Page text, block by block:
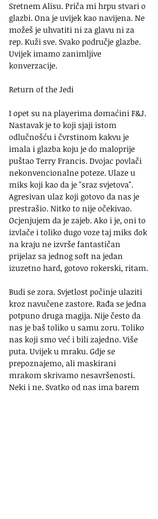
Sretnem Alisu. Priča mi hrpu stvari o
glazbi. Ona je uvijek kao navijena. Ne
možeš je uhvatiti ni za glavu ni za
rep. Kuži sve. Svako područje glazbe.
Uvijek imamo zanimljive
konverzacije.
Return of the Jedi
I opet su na playerima domaćini F&J.
Nastavak je to koji sjaji istom
odlučnošću i čvrstinom kakvu je
imala i glazba koju je do maloprije
puštao Terry Francis. Dvojac povlači
nekonvencionalne poteze. Ulaze u
miks koji kao da je "sraz svjetova".
Agresivan ulaz koji gotovo da nas je
prestrašio. Nitko to nije očekivao.
Ocjenjujem da je zajeb. Ako i je, oni to
izvlače i toliko dugo voze taj miks dok
na kraju ne izvrše fantastičan
prijelaz sa jednog soft na jedan
izuzetno hard, gotovo rokerski, ritam.
Budi se zora. Svjetlost počinje ulaziti
kroz navučene zastore. Rađa se jedna
potpuno druga magija. Nije često da
nas je baš toliko u samu zoru. Toliko
nas koji smo već i bili zajedno. Više
puta. Uvijek u mraku. Gdje se
prepoznajemo, ali maskirani
mrakom skrivamo nesavršenosti.
Neki i ne. Svatko od nas ima barem